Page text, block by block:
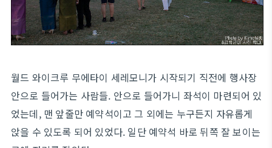
월드 와이크루 무에타이 세레모니가 시작되기 직전에 행사장
안으로 들어가는 사람들. 안으로 들어가니 좌석이 마련되어 있
었는데, 맨 앞줄만 예약석이고 그 외에는 누구든지 자유롭게
앉을 수 있도록 되어 있었다. 일단 예약석 바로 뒤쪽 잘 보이는